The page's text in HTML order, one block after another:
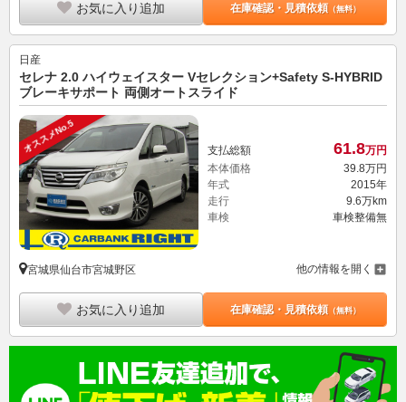
お気に入り追加 在庫確認・見積依頼（無料）
日産
セレナ 2.0 ハイウェイスター Vセレクション+Safety S-HYBRID
ブレーキサポート 両側オートスライド
オススメNo.5 支払総額 61.8万円
本体価格
39.8万円
年式
2015年
走行
9.6万km
車検
車検整備無
宮城県仙台市宮城野区 他の情報を開く
お気に入り追加 在庫確認・見積依頼（無料）